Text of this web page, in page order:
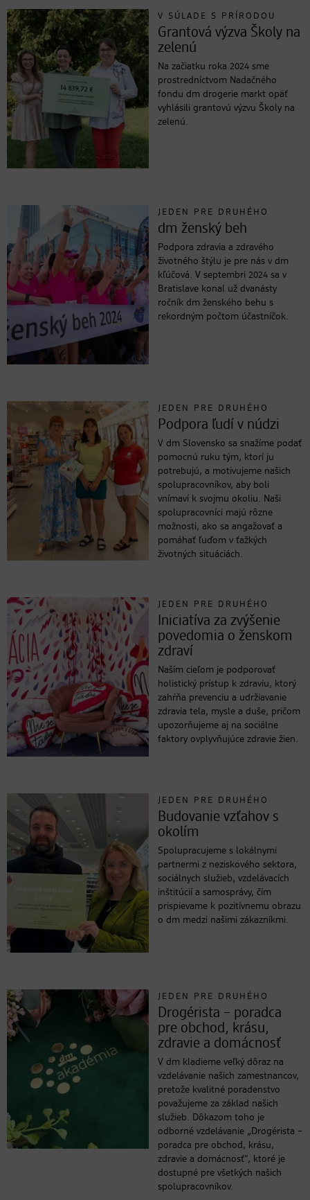
V SÚLADE S PRÍRODOU
Grantová výzva Školy na
zelenú
Na začiatku roka 2024 sme
prostredníctvom Nadačného
fondu dm drogerie markt opäť
vyhlásili grantovú výzvu Školy na
zelenú.
JEDEN PRE DRUHÉHO
dm ženský beh
Podpora zdravia a zdravého
životného štýlu je pre nás v dm
kľúčová. V septembri 2024 sa v
Bratislave konal už dvanásty
ročník dm ženského behu s
rekordným počtom účastníčok.
JEDEN PRE DRUHÉHO
Podpora ľudí v núdzi
V dm Slovensko sa snažíme podať
pomocnú ruku tým, ktorí ju
potrebujú, a motivujeme našich
spolupracovníkov, aby boli
vnímaví k svojmu okoliu. Naši
spolupracovníci majú rôzne
možnosti, ako sa angažovať a
pomáhať ľuďom v ťažkých
životných situáciách.
JEDEN PRE DRUHÉHO
Iniciatíva za zvýšenie
povedomia o ženskom
zdraví
Naším cieľom je podporovať
holistický prístup k zdraviu, ktorý
zahŕňa prevenciu a udržiavanie
zdravia tela, mysle a duše, pričom
upozorňujeme aj na sociálne
faktory ovplyvňujúce zdravie žien.
JEDEN PRE DRUHÉHO
Budovanie vzťahov s
okolím
Spolupracujeme s lokálnymi
partnermi z neziskového sektora,
sociálnych služieb, vzdelávacích
inštitúcií a samosprávy, čím
prispievame k pozitívnemu obrazu
o dm medzi našimi zákazníkmi.
JEDEN PRE DRUHÉHO
Drogérista – poradca
pre obchod, krásu,
zdravie a domácnosť
V dm kladieme veľký dôraz na
vzdelávanie našich zamestnancov,
pretože kvalitné poradenstvo
považujeme za základ našich
služieb. Dôkazom toho je
odborné vzdelávanie „Drogérista –
poradca pre obchod, krásu,
zdravie a domácnosť“, ktoré je
dostupné pre všetkých našich
spolupracovníkov.